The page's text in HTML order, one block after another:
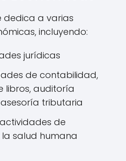
dedica a varias
incluyendo:
jurídicas
de contabilidad,
libros, auditoría
tributaria
de
salud humana